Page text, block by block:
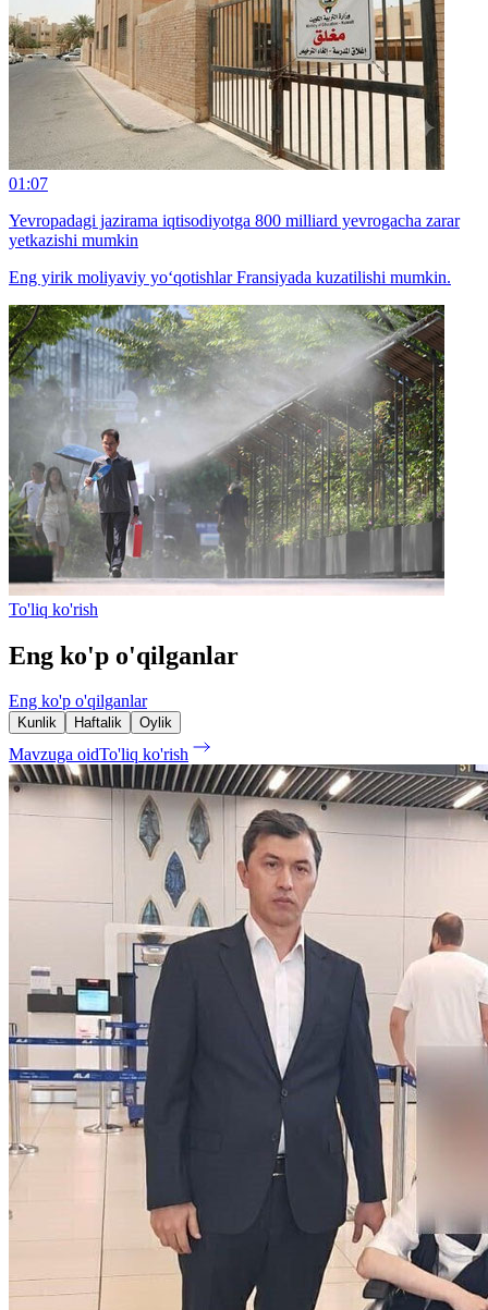
01:07
Yevropadagi jazirama iqtisodiyotga 800 milliard yevrogacha zarar
yetkazishi mumkin
Eng yirik moliyaviy yo‘qotishlar Fransiyada kuzatilishi mumkin.
To'liq ko'rish
Eng ko'p o'qilganlar
Eng ko'p o'qilganlar
Kunlik Haftalik Oylik
Mavzuga oidTo'liq ko'rish